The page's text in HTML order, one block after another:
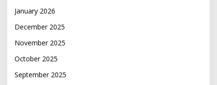
January 2026
December 2025
November 2025
October 2025
September 2025